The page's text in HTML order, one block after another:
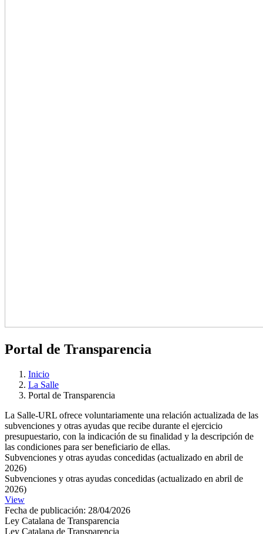
Portal de Transparencia
Inicio
La Salle
Portal de Transparencia
La Salle-URL ofrece voluntariamente una relación actualizada de las
subvenciones y otras ayudas que recibe durante el ejercicio
presupuestario, con la indicación de su finalidad y la descripción de
las condiciones para ser beneficiario de ellas.
Subvenciones y otras ayudas concedidas (actualizado en abril de
2026)
Subvenciones y otras ayudas concedidas (actualizado en abril de
2026)
View
Fecha de publicación: 28/04/2026
Ley Catalana de Transparencia
Ley Catalana de Transparencia